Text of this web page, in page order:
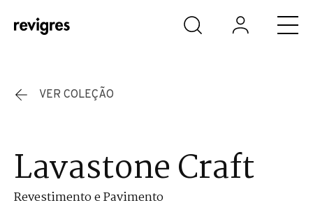
Saltar para o conteúdo principal
VER COLEÇÃO
Lavastone Craft
Revestimento e Pavimento